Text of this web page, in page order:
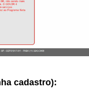
cadastro):